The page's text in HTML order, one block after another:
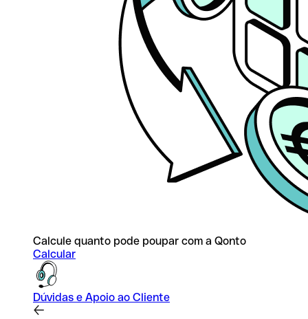
Calcule quanto pode poupar com a Qonto
Calcular
Dúvidas e Apoio ao Cliente